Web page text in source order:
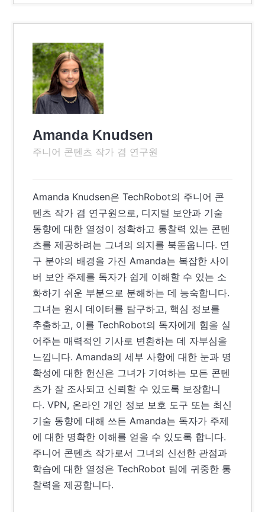
Amanda Knudsen
주니어 콘텐츠 작가 겸 연구원
Amanda Knudsen은 TechRobot의 주니어 콘
텐츠 작가 겸 연구원으로, 디지털 보안과 기술
동향에 대한 열정이 정확하고 통찰력 있는 콘텐
츠를 제공하려는 그녀의 의지를 북돋웁니다. 연
구 분야의 배경을 가진 Amanda는 복잡한 사이
버 보안 주제를 독자가 쉽게 이해할 수 있는 소
화하기 쉬운 부분으로 분해하는 데 능숙합니다.
그녀는 원시 데이터를 탐구하고, 핵심 정보를
추출하고, 이를 TechRobot의 독자에게 힘을 실
어주는 매력적인 기사로 변환하는 데 자부심을
느낍니다. Amanda의 세부 사항에 대한 눈과 명
확성에 대한 헌신은 그녀가 기여하는 모든 콘텐
츠가 잘 조사되고 신뢰할 수 있도록 보장합니
다. VPN, 온라인 개인 정보 보호 도구 또는 최신
기술 동향에 대해 쓰든 Amanda는 독자가 주제
에 대한 명확한 이해를 얻을 수 있도록 합니다.
주니어 콘텐츠 작가로서 그녀의 신선한 관점과
학습에 대한 열정은 TechRobot 팀에 귀중한 통
찰력을 제공합니다.